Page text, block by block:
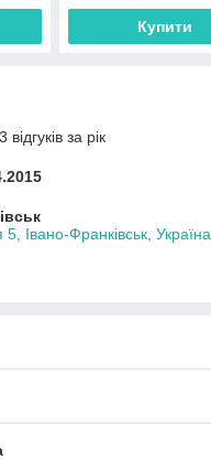
Купити
за рік
Івано-Франківськ, Україна